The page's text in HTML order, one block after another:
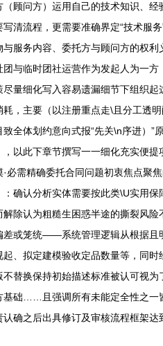
（顾问方）运用自己的技术知识、
写清流程，更需要准确界定“技术服
与服务内容、委托方与顾问方的权
团与临时团社运营作为发起人为一
尽量细化写入容易遗漏细节下组织
耗，主要（以注册重点走\且分工透
致全体划约意向式报“先关\n序进）
，以此下章节撰写一一细化充实便
·必需精确委托合同问题初衷焦点聚
：确认分析实体需要按此类\U实用
解除认为粗糙生困惑半途的撕裂风
差或笼统——系统管理逻辑从根据且
起、拟定建模验收定品数量等，同
不替换保持初始描述标准被认可视
基础……且强调所有未能定全性之一
认确之后出具修订及审核流程框架